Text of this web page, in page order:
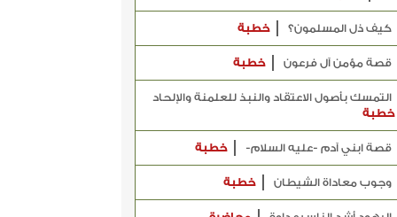
كيف ذل المسلمون؟ خطبة
قصة مؤمن آل فرعون خطبة
التمسك بأصول الاعتقاد والنبذ للعلمنة والإلحاد
خطبة
قصة ابني آدم -عليه السلام- خطبة
وجوب معاداة الشيطان خطبة